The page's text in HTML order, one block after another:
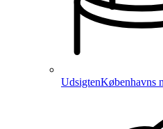
UdsigtenKøbenhavns